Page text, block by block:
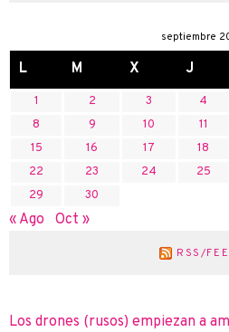
septiembre
L M X J
1 2 3 4
8
9 10 11
15
16 17 18
22
23 24 25
29
30
« Ago Oct »
RSS/
Los drones (rusos) empiezan a